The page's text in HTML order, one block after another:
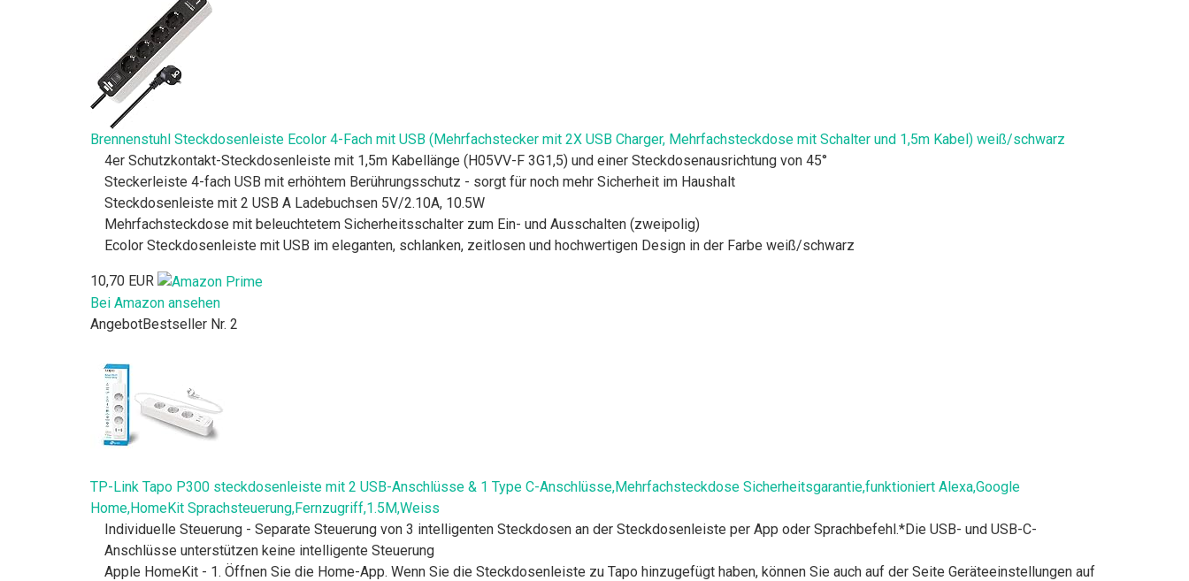
Brennenstuhl Steckdosenleiste Ecolor 4-Fach mit USB (Mehrfachstecker mit 2X USB Charger, Mehrfachsteckdose mit Schalter und 1,5m Kabel) weiß/schwarz
4er Schutzkontakt-Steckdosenleiste mit 1,5m Kabellänge (H05VV-F 3G1,5) und einer Steckdosenausrichtung von 45°
Steckerleiste 4-fach USB mit erhöhtem Berührungsschutz - sorgt für noch mehr Sicherheit im Haushalt
Steckdosenleiste mit 2 USB A Ladebuchsen 5V/2.10A, 10.5W
Mehrfachsteckdose mit beleuchtetem Sicherheitsschalter zum Ein- und Ausschalten (zweipolig)
Ecolor Steckdosenleiste mit USB im eleganten, schlanken, zeitlosen und hochwertigen Design in der Farbe weiß/schwarz
10,70 EUR
Bei Amazon ansehen
AngebotBestseller Nr. 2
TP-Link Tapo P300 steckdosenleiste mit 2 USB-Anschlüsse & 1 Type C-Anschlüsse,Mehrfachsteckdose Sicherheitsgarantie,funktioniert Alexa,Google
Home,HomeKit Sprachsteuerung,Fernzugriff,1.5M,Weiss
Individuelle Steuerung - Separate Steuerung von 3 intelligenten Steckdosen an der Steckdosenleiste per App oder Sprachbefehl.*Die USB- und USB-C-
Anschlüsse unterstützen keine intelligente Steuerung
Apple HomeKit - 1. Öffnen Sie die Home-App. Wenn Sie die Steckdosenleiste zu Tapo hinzugefügt haben, können Sie auch auf der Seite Geräteeinstellungen auf